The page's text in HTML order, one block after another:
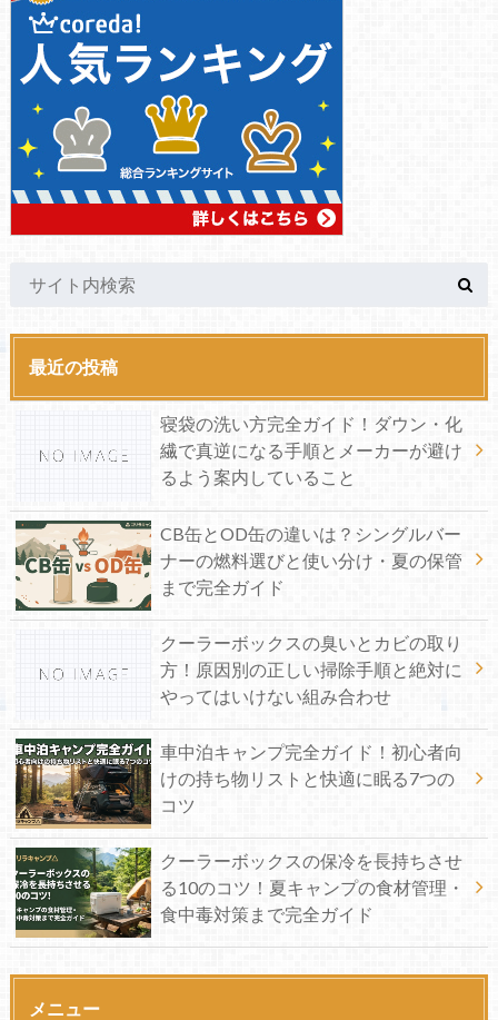
最近の投稿
寝袋の洗い方完全ガイド！ダウン・化
繊で真逆になる手順とメーカーが避け
るよう案内していること
CB缶とOD缶の違いは？シングルバー
ナーの燃料選びと使い分け・夏の保管
まで完全ガイド
クーラーボックスの臭いとカビの取り
方！原因別の正しい掃除手順と絶対に
やってはいけない組み合わせ
車中泊キャンプ完全ガイド！初心者向
けの持ち物リストと快適に眠る7つの
コツ
クーラーボックスの保冷を長持ちさせ
る10のコツ！夏キャンプの食材管理・
食中毒対策まで完全ガイド
メニュー